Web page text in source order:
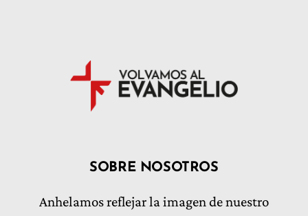
SOBRE NOSOTROS
Anhelamos reflejar la imagen de nuestro